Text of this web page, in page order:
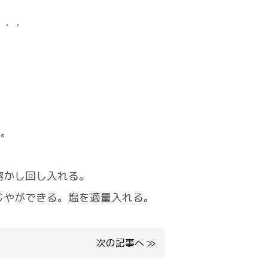
・
し回し入れる。
ができる。塩を適量入れる。
次の記事へ ≫